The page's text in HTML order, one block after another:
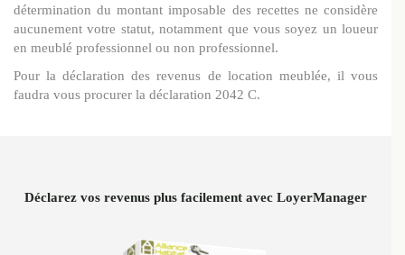
détermination du montant imposable des recettes ne considère
aucunement votre statut, notamment que vous soyez un loueur
en meublé professionnel ou non professionnel.
Pour la déclaration des revenus de location meublée, il vous
faudra vous procurer la déclaration 2042 C.
Déclarez vos revenus plus facilement avec LoyerManager